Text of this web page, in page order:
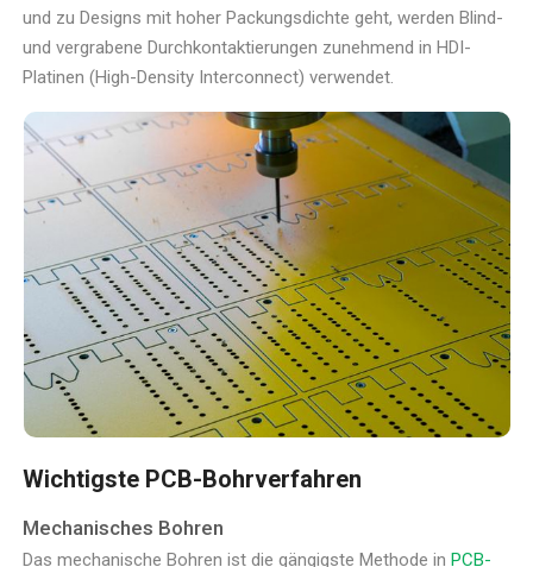
und zu Designs mit hoher Packungsdichte geht, werden Blind-
und vergrabene Durchkontaktierungen zunehmend in HDI-
Platinen (High-Density Interconnect) verwendet.
Wichtigste PCB-Bohrverfahren
Mechanisches Bohren
Das mechanische Bohren ist die gängigste Methode inPCB-